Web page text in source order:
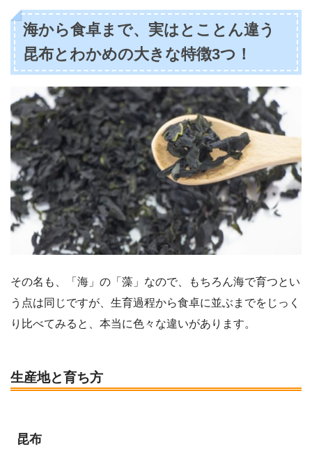
海から食卓まで、実はとことん違う
昆布とわかめの大きな特徴3つ！
その名も、「海」の「藻」なので、もちろん海で育つとい
う点は同じですが、生育過程から食卓に並ぶまでをじっく
り比べてみると、本当に色々な違いがあります。
生産地と育ち方
昆布